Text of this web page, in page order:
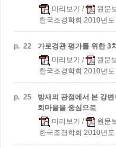
미리보기 / 원문
한국조경학회 2010년
p. 22
가로경관 평가를 위한 3
미리보기 / 원문
한국조경학회 2010년
p. 25
방재의 관점에서 본 강
회마을을 중심으로
미리보기 / 원문
한국조경학회 2010년